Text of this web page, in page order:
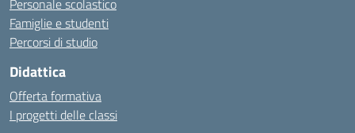
Personale scolastico
Famiglie e studenti
Percorsi di studio
Didattica
Offerta formativa
I progetti delle classi